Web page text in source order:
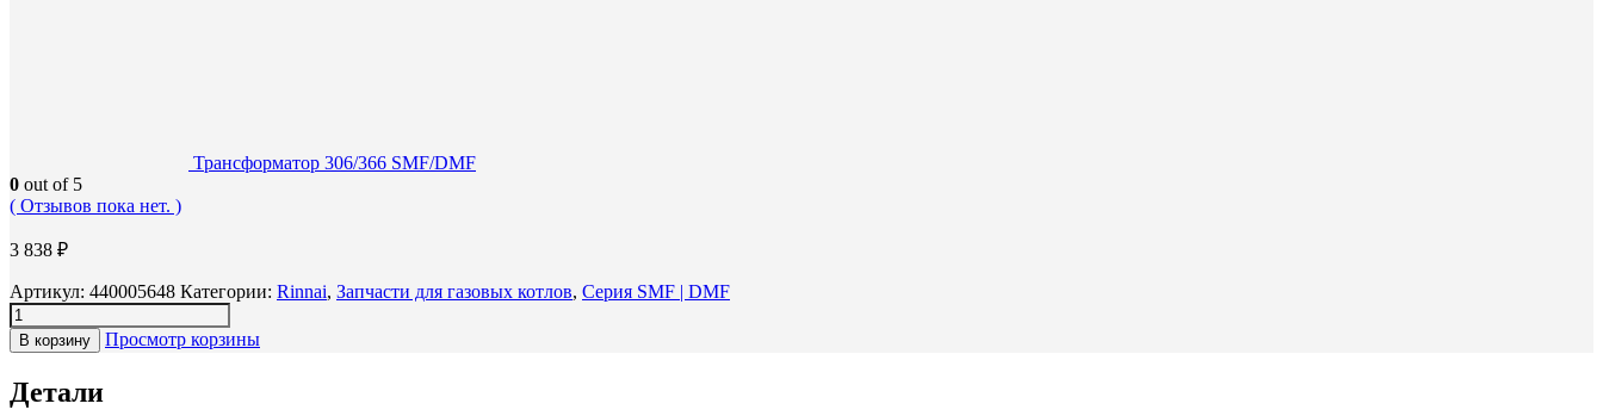
Трансформатор 306/366 SMF/DMF
0 out of 5
( Отзывов пока нет. )
3 838 ₽
Артикул: 440005648 Категории: Rinnai, Запчасти для газовых котлов, Серия SMF | DMF
В корзину Просмотр корзины
Детали